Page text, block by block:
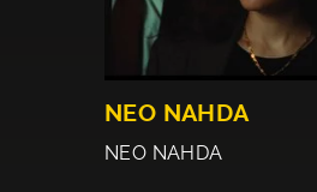
NEO NAHDA
NEO NAHDA